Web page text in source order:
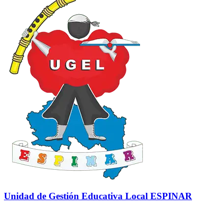
Unidad de Gestión Educativa Local ESPINAR